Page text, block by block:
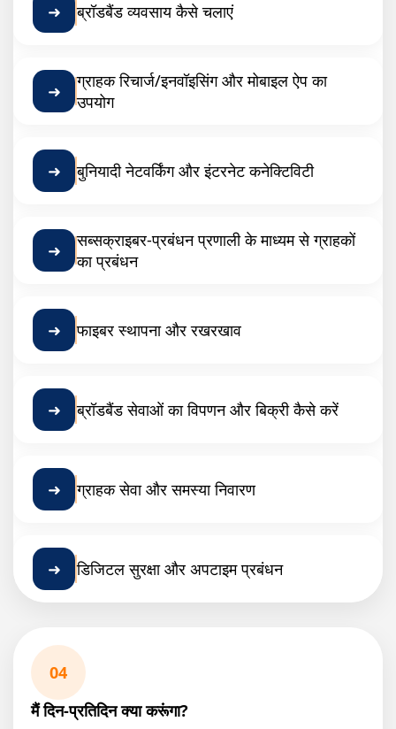
➜ ब्रॉडबैंड व्यवसाय कैसे चलाएं
➜
ग्राहक रिचार्ज/इनवॉइसिंग और मोबाइल ऐप का
उपयोग
➜ बुनियादी नेटवर्किंग और इंटरनेट कनेक्टिविटी
➜
सब्सक्राइबर-प्रबंधन प्रणाली के माध्यम से ग्राहकों
का प्रबंधन
➜ फाइबर स्थापना और रखरखाव
➜ ब्रॉडबैंड सेवाओं का विपणन और बिक्री कैसे करें
➜ ग्राहक सेवा और समस्या निवारण
➜ डिजिटल सुरक्षा और अपटाइम प्रबंधन
04
मैं दिन-प्रतिदिन क्या करूंगा?